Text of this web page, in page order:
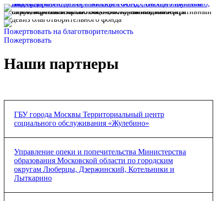
Пожертвовать на благотворительность
Пожертвовать
Наши партнеры
ГБУ города Москвы Территориальный центр
социального обслуживания «Жулебино»
Соглашение о сотрудничестве
Управление опеки и попечительства Министерства
образования Московской области по городским
округам Люберцы, Дзержинский, Котельники и
Лыткарино